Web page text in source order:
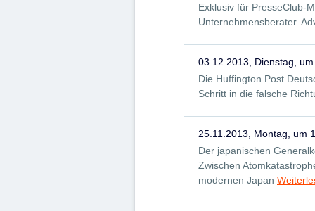
Exklusiv für PresseClub-
Unternehmensberater.
03.12.2013, Dienstag,
Die Huffington Post
Schritt in die falsche
25.11.2013, Montag, um
Der japanischen
Zwischen
modernen Japan